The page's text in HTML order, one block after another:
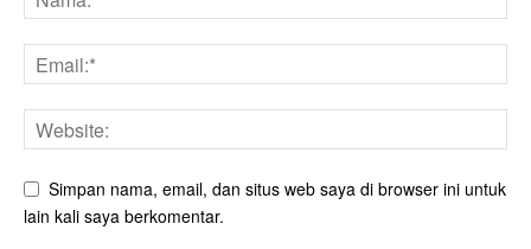
Simpan nama, email, dan situs web saya di browser ini untuk
lain kali saya berkomentar.